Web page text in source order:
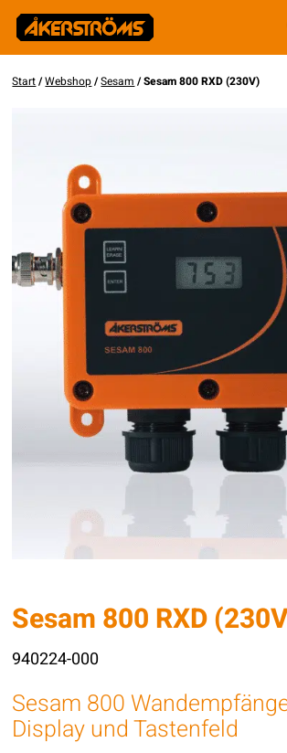
Start/Webshop/Sesam / Sesam 800 RXD (230V)
Sesam 800 RXD
940224-000
Sesam 800
Display und Tastenfeld